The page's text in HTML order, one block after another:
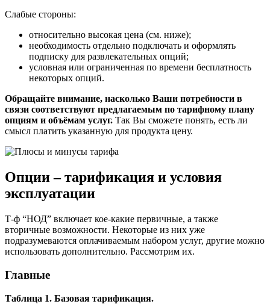
Слабые стороны:
относительно высокая цена (см. ниже);
необходимость отдельно подключать и оформлять
подписку для развлекательных опций;
условная или ограниченная по времени бесплатность
некоторых опций.
Обращайте внимание, насколько Ваши потребности в
связи соответствуют предлагаемым по тарифному плану
опциям и объёмам услуг. Так Вы сможете понять, есть ли
смысл платить указанную для продукта цену.
Опции – тарификация и условия
эксплуатации
Т-ф “НОД” включает кое-какие первичные, а также
вторичные возможности. Некоторые из них уже
подразумеваются оплачиваемым набором услуг, другие можно
использовать дополнительно. Рассмотрим их.
Главные
Таблица 1. Базовая тарификация.